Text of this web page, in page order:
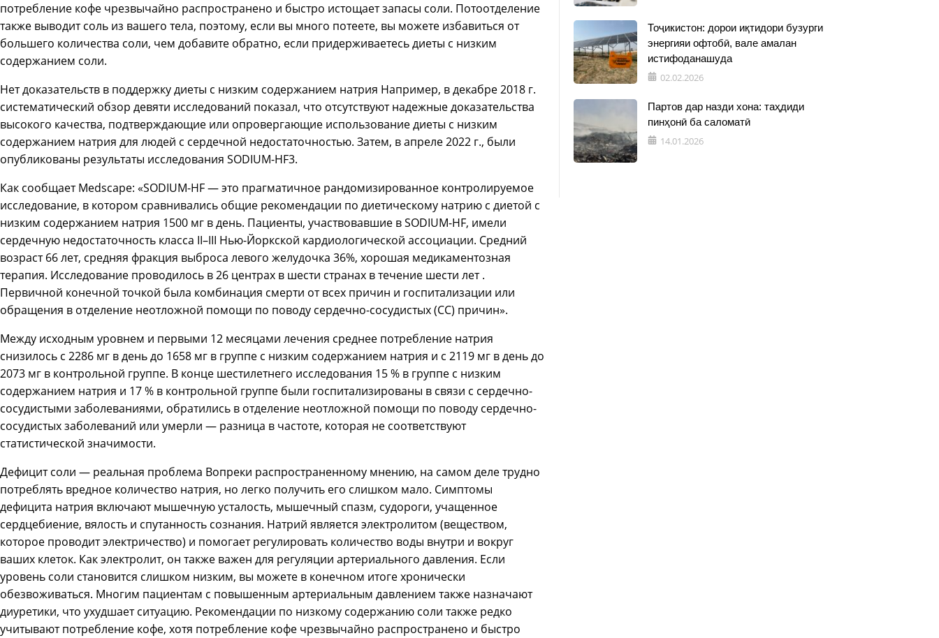
потребление кофе чрезвычайно распространено и быстро истощает запасы соли. Потоотделение
также выводит соль из вашего тела, поэтому, если вы много потеете, вы можете избавиться от
большего количества соли, чем добавите обратно, если придерживаетесь диеты с низким
содержанием соли.
Нет доказательств в поддержку диеты с низким содержанием натрия Например, в декабре 2018 г.
систематический обзор девяти исследований показал, что отсутствуют надежные доказательства
высокого качества, подтверждающие или опровергающие использование диеты с низким
содержанием натрия для людей с сердечной недостаточностью. Затем, в апреле 2022 г., были
опубликованы результаты исследования SODIUM-HF3.
Как сообщает Medscape: «SODIUM-HF — это прагматичное рандомизированное контролируемое
исследование, в котором сравнивались общие рекомендации по диетическому натрию с диетой с
низким содержанием натрия 1500 мг в день. Пациенты, участвовавшие в SODIUM-HF, имели
сердечную недостаточность класса II–III Нью-Йоркской кардиологической ассоциации. Средний
возраст 66 лет, средняя фракция выброса левого желудочка 36%, хорошая медикаментозная
терапия. Исследование проводилось в 26 центрах в шести странах в течение шести лет .
Первичной конечной точкой была комбинация смерти от всех причин и госпитализации или
обращения в отделение неотложной помощи по поводу сердечно-сосудистых (СС) причин».
Между исходным уровнем и первыми 12 месяцами лечения среднее потребление натрия
снизилось с 2286 мг в день до 1658 мг в группе с низким содержанием натрия и с 2119 мг в день до
2073 мг в контрольной группе. В конце шестилетнего исследования 15 % в группе с низким
содержанием натрия и 17 % в контрольной группе были госпитализированы в связи с сердечно-
сосудистыми заболеваниями, обратились в отделение неотложной помощи по поводу сердечно-
сосудистых заболеваний или умерли — разница в частоте, которая не соответствуют
статистической значимости.
Дефицит соли — реальная проблема Вопреки распространенному мнению, на самом деле трудно
потреблять вредное количество натрия, но легко получить его слишком мало. Симптомы
дефицита натрия включают мышечную усталость, мышечный спазм, судороги, учащенное
сердцебиение, вялость и спутанность сознания. Натрий является электролитом (веществом,
которое проводит электричество) и помогает регулировать количество воды внутри и вокруг
ваших клеток. Как электролит, он также важен для регуляции артериального давления. Если
уровень соли становится слишком низким, вы можете в конечном итоге хронически
обезвоживаться. Многим пациентам с повышенным артериальным давлением также назначают
диуретики, что ухудшает ситуацию. Рекомендации по низкому содержанию соли также редко
учитывают потребление кофе, хотя потребление кофе чрезвычайно распространено и быстро
Тоҷикистон: дорои иқтидори бузурги
энергияи офтобӣ, вале амалан
истифоданашуда
02.02.2026
Партов дар назди хона: таҳдиди
пинҳонӣ ба саломатӣ
14.01.2026